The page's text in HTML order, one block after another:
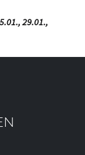
29.01.,